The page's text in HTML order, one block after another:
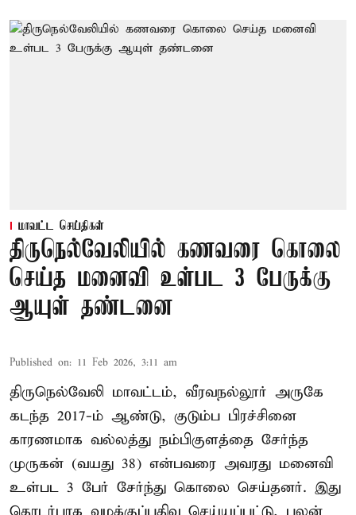
மாவட்ட செய்திகள்
திருநெல்வேலியில் கணவரை கொலை
செய்த மனைவி உள்பட 3 பேருக்கு
ஆயுள் தண்டனை
Published on: 11 Feb 2026, 3:11 am
திருநெல்வேலி மாவட்டம், வீரவநல்லூர் அருகே
கடந்த 2017-ம் ஆண்டு, குடும்ப பிரச்சினை
காரணமாக வல்லத்து நம்பிகுளத்தை சேர்ந்த
முருகன் (வயது 38) என்பவரை அவரது மனைவி
உள்பட 3 பேர் சேர்ந்து கொலை செய்தனர். இது
தொடர்பாக வழக்குப்பதிவு செய்யப்பட்டு, புலன்